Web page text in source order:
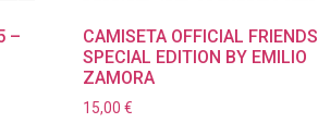
–
CAMISETA OFFICIAL FRIENDS
SPECIAL EDITION BY EMILIO
ZAMORA
15,00 €